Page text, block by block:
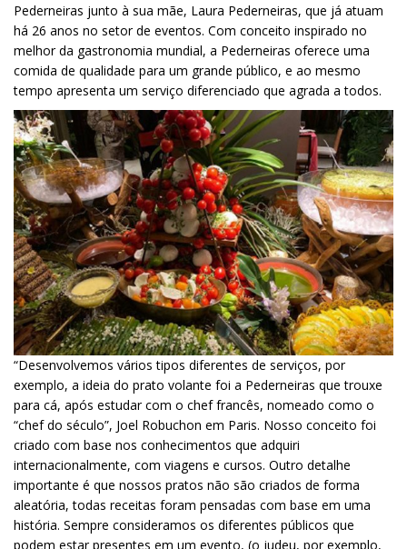
Pederneiras junto à sua mãe, Laura Pederneiras, que já atuam
há 26 anos no setor de eventos. Com conceito inspirado no
melhor da gastronomia mundial, a Pederneiras oferece uma
comida de qualidade para um grande público, e ao mesmo
tempo apresenta um serviço diferenciado que agrada a todos.
“Desenvolvemos vários tipos diferentes de serviços, por
exemplo, a ideia do prato volante foi a Pederneiras que trouxe
para cá, após estudar com o chef francês, nomeado como o
“chef do século”, Joel Robuchon em Paris. Nosso conceito foi
criado com base nos conhecimentos que adquiri
internacionalmente, com viagens e cursos. Outro detalhe
importante é que nossos pratos não são criados de forma
aleatória, todas receitas foram pensadas com base em uma
história. Sempre consideramos os diferentes públicos que
podem estar presentes em um evento, (o judeu, por exemplo,